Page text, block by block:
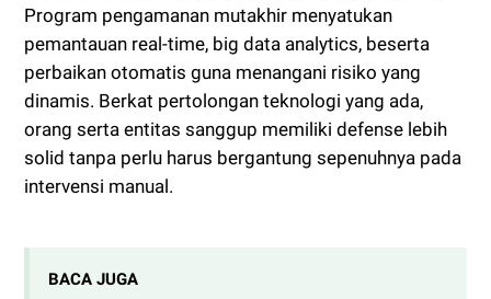
Program pengamanan mutakhir menyatukan
pemantauan real-time, big data analytics, beserta
perbaikan otomatis guna menangani risiko yang
dinamis. Berkat pertolongan teknologi yang ada,
orang serta entitas sanggup memiliki defense lebih
solid tanpa perlu harus bergantung sepenuhnya pada
intervensi manual.
BACA JUGA